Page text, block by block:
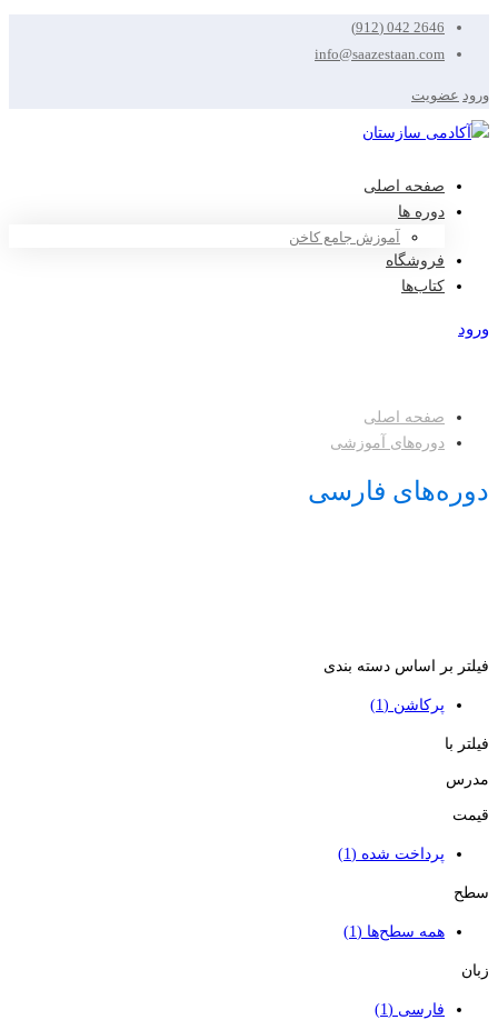
2646 042 (912)
info@saazestaan.com
ورود عضویت
صفحه اصلی
دوره ها
آموزش جامع کاخن
فروشگاه
کتاب‌ها
ورود
صفحه اصلی
دوره‌های آموزشی
دوره‌های فارسی
فیلتر بر اساس دسته بندی
پرکاشن (1)
فیلتر با
مدرس
قیمت
پرداخت شده (1)
سطح
همه سطح‌ها (1)
زبان
فارسی (1)